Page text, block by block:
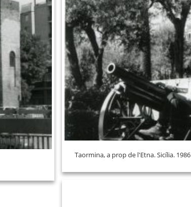
Taormina, a prop de l'Etna. Sicília. 1986